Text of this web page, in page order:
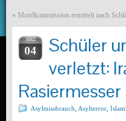
« Mordkommission ermittelt nach
MRZ
04
Schüler
verletzt:
Rasiermesser
Asylmissbrauch Asylterror